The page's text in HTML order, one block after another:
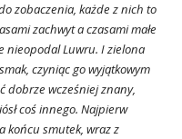
zobaczenia, każde z nich to
zachwyt a czasami małe
nieopodal Luwru. I zielona
czyniąc go wyjątkowym
dobrze wcześniej znany,
coś innego. Najpierw
końcu smutek, wraz z